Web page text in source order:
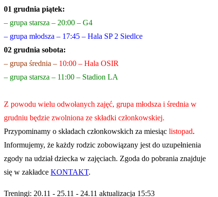
01 grudnia piątek:
– grupa starsza – 20:00 – G4
– grupa młodsza – 17:45 – Hala SP 2 Siedlce
02 grudnia sobota:
– grupa średnia – 10:00 – Hala OSIR
– grupa starsza – 11:00 – Stadion LA
Z powodu wielu odwołanych zajęć, grupa młodsza i średnia w
grudniu będzie zwolniona ze składki członkowskiej.
Przypominamy o składach członkowskich za miesiąc listopad.
Informujemy, że każdy rodzic zobowiązany jest do uzupełnienia
zgody na udział dziecka w zajęciach. Zgoda do pobrania znajduje
się w zakładce KONTAKT.
Treningi: 20.11 - 25.11 - 24.11 aktualizacja 15:53